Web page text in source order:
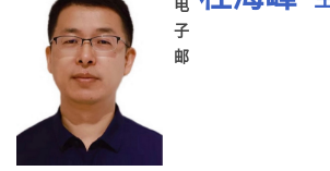
电
子
邮